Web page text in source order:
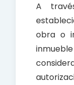
A
obra o